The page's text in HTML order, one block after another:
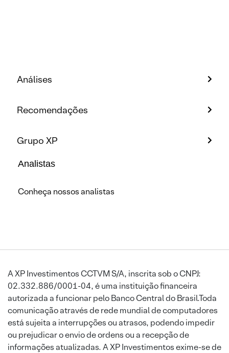
Análises
Recomendações
Grupo XP
Analistas
Conheça nossos analistas
A XP Investimentos CCTVM S/A, inscrita sob o CNPJ:
02.332.886/0001-04, é uma instituição financeira
autorizada a funcionar pelo Banco Central do Brasil.Toda
comunicação através de rede mundial de computadores
está sujeita a interrupções ou atrasos, podendo impedir
ou prejudicar o envio de ordens ou a recepção de
informações atualizadas. A XP Investimentos exime-se de